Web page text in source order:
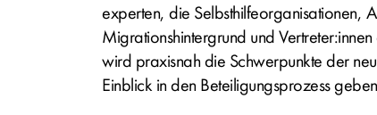
experten, die Selbsthilfeorganisationen,
Migrationshintergrund und
wird praxisnah die Schwerpunkte der
Einblick in den Beteiligungsprozess